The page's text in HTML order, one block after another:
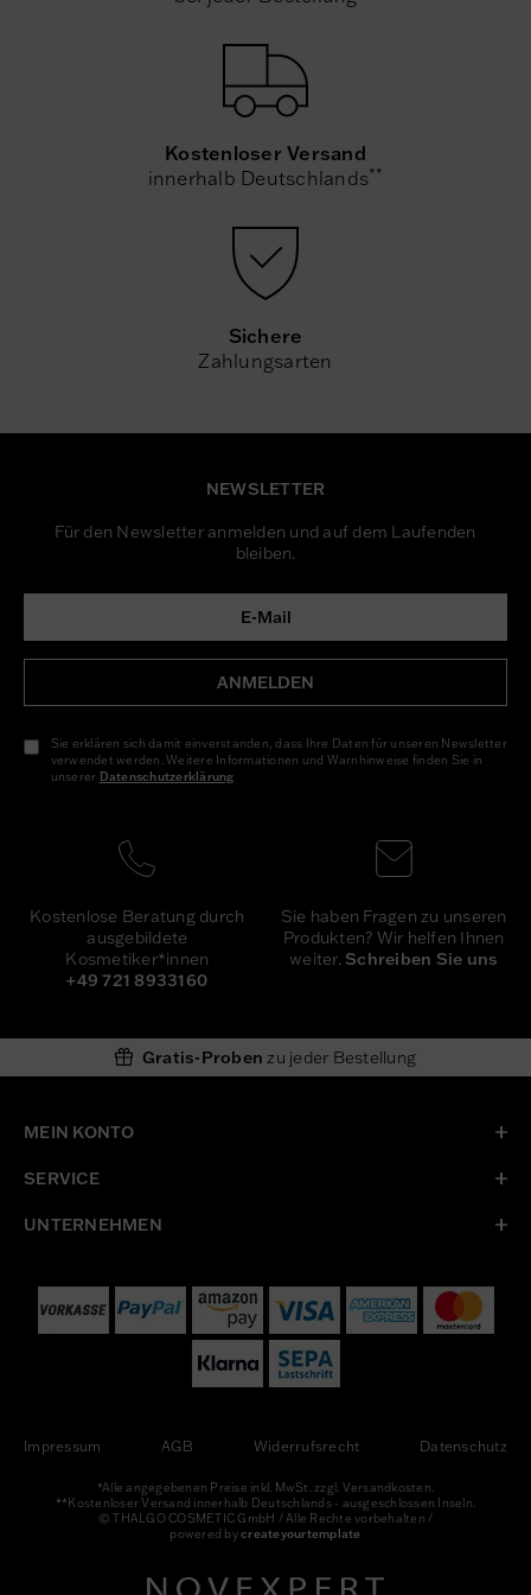
Kostenloser Versand
innerhalb Deutschlands**
Sichere
Zahlungsarten
NEWSLETTER
Für den Newsletter anmelden und auf dem Laufenden
bleiben.
ANMELDEN
Sie erklären sich damit einverstanden, dass Ihre Daten für unseren Newsletter
verwendet werden. Weitere Informationen und Warnhinweise finden Sie in
unserer Daten­schutz­erklärung
Kostenlose Beratung durch
ausgebildete
Kosmetiker*innen
+49 721 8933160
Sie haben Fragen zu unseren
Produkten? Wir helfen Ihnen
weiter. Schreiben Sie uns
Gratis-Proben zu jeder Bestellung
MEIN KONTO
SERVICE
UNTERNEHMEN
Impressum AGB Widerrufsrecht Datenschutz
*Alle angegebenen Preise inkl. MwSt. zzgl. Versandkosten.
**Kostenloser Versand innerhalb Deutschlands - ausgeschlossen Inseln.
© THALGO COSMETIC GmbH / Alle Rechte vorbehalten /
powered bycreateyourtemplate